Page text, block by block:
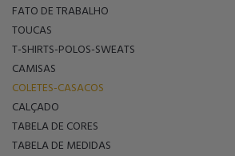
FATO DE TRABALHO
TOUCAS
T-SHIRTS-POLOS-SWEATS
CAMISAS
COLETES-CASACOS
CALÇADO
TABELA DE CORES
TABELA DE MEDIDAS